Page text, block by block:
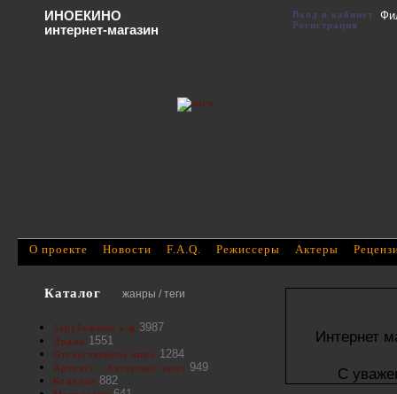
Интернет
С
Каталог жанры / теги
Зарубежные х/ф 3987
Драма 1551
Отечественное кино 1284
Артхаус - Авторское кино 949
Комедия 882
О проекте Новости F.A.Q. Режиссеры Актеры
ИНОЕКИНО
интернет-магазин
Вход в кабинет
Регистрация